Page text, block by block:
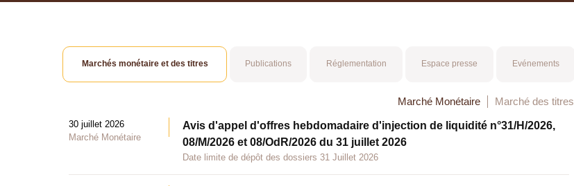
Marchés monétaire et des titres Publications Réglementation Espace presse Evénements
Marché Monétaire Marché des titres
30 juillet 2026
Marché Monétaire
Avis d'appel d'offres hebdomadaire d'injection de liquidité n°31/H/2026,
08/M/2026 et 08/OdR/2026 du 31 juillet 2026
Date limite de dépôt des dossiers 31 Juillet 2026